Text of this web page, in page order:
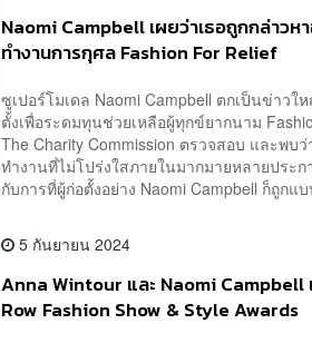
Naomi Campbell เผยว่าเธอถูกกล่าว
ทำงานการกุศล Fashion For Relief
ซูเปอร์โมเดล Naomi Campbell ตกเป็นข่าวใ
ตั้งเพื่อระดมทุนช่วยเหลือผู้ทุกข์ยากนาม
The Charity Commission ตรวจสอบ และพบ
ทำงานที่ไม่โปร่งใสภายในมากมายหลายประ
กับการที่ผู้ก่อตั้งอย่าง Naomi Campbell ก็ถูกแ
5 กันยายน 2024
Anna Wintour และ Naomi Campbell
Row Fashion Show & Style Awards